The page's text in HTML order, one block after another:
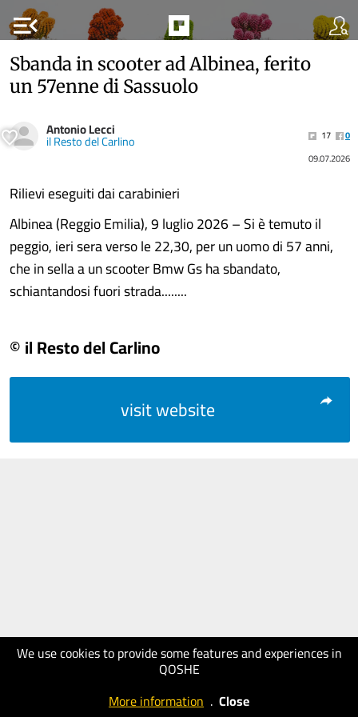
menu_open
We use cookies to provide some features and experiences in
QOSHE
More information . Close
Sbanda in scooter ad Albinea, ferito
un 57enne di Sassuolo
Antonio Lecci
il Resto del Carlino 17
0
09.07.2026
Rilievi eseguiti dai carabinieri
Albinea (Reggio Emilia), 9 luglio 2026 – Si è temuto il
peggio, ieri sera verso le 22,30, per un uomo di 57 anni,
che in sella a un scooter Bmw Gs ha sbandato,
schiantandosi fuori strada........
© il Resto del Carlino
visit website